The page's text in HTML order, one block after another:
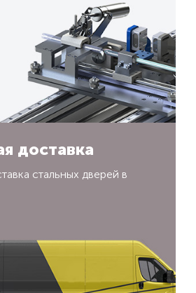
доставка
стальных дверей в